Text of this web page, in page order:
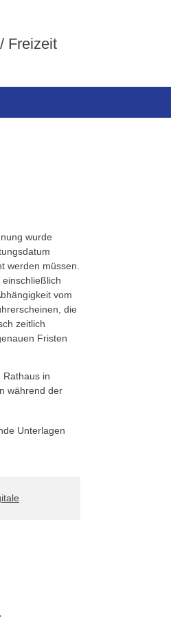
Freizeit
wurde
werden müssen.
vom
die
zeitlich
Fristen
Rathaus in
während der
Unterlagen